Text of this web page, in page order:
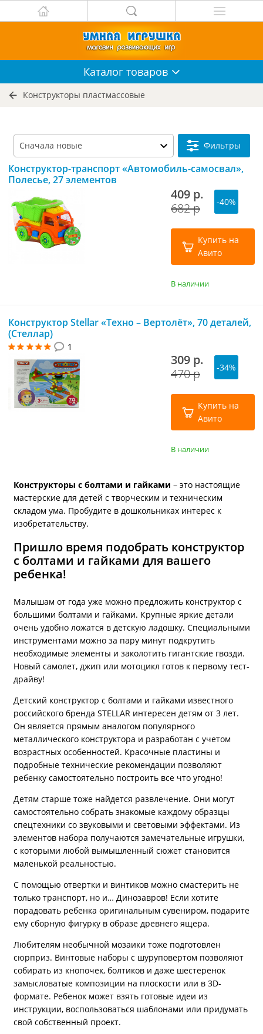
Каталог товаров
Конструкторы пластмассовые
Фильтры
Конструктор-транспорт «Автомобиль-самосвал»,
Полесье, 27 элементов
409 р.
682 р
-40%
Купить на
Авито
В наличии
Конструктор Stellar «Техно – Вертолёт», 70 деталей,
(Стеллар)
1
309 р.
470 р
-34%
Купить на
Авито
В наличии
Конструкторы с болтами и гайками – это настоящие
мастерские для детей с творческим и техническим
складом ума. Пробудите в дошкольниках интерес к
изобретательству.
Пришло время подобрать конструктор
с болтами и гайками для вашего
ребенка!
Малышам от года уже можно предложить конструктор с
большими болтами и гайками. Крупные яркие детали
очень удобно ложатся в детскую ладошку. Специальными
инструментами можно за пару минут подкрутить
необходимые элементы и заколотить гигантские гвозди.
Новый самолет, джип или мотоцикл готов к первому тест-
драйву!
Детский конструктор с болтами и гайками известного
российского бренда STELLAR интересен детям от 3 лет.
Он является прямым аналогом популярного
металлического конструктора и разработан с учетом
возрастных особенностей. Красочные пластины и
подробные технические рекомендации позволяют
ребенку самостоятельно построить все что угодно!
Детям старше тоже найдется развлечение. Они могут
самостоятельно собрать знакомые каждому образцы
спецтехники со звуковыми и световыми эффектами. Из
элементов набора получаются замечательные игрушки,
с которыми любой вымышленный сюжет становится
маленькой реальностью.
С помощью отвертки и винтиков можно смастерить не
только транспорт, но и… Динозавров! Если хотите
порадовать ребенка оригинальным сувениром, подарите
ему сборную фигурку в образе древнего ящера.
Любителям необычной мозаики тоже подготовлен
сюрприз. Винтовые наборы с шуруповертом позволяют
собирать из кнопочек, болтиков и даже шестеренок
замысловатые композиции на плоскости или в 3D-
формате. Ребенок может взять готовые идеи из
инструкции, воспользоваться шаблонами или придумать
свой собственный проект.